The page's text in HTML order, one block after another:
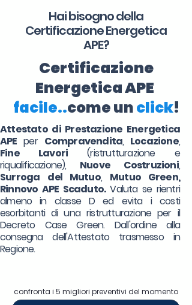
Hai bisogno della
Certificazione Energetica
APE?
Certificazione
Energetica APE
facile..come unclick!
Attestato di Prestazione Energetica
APE per Compravendita, Locazione,
Fine Lavori (ristrutturazione e
riqualificazione), Nuove Costruzioni,
Surroga
del Mutuo, Mutuo Green,
Rinnovo APE Scaduto.Valuta se rientri
almeno in classe D ed evita i costi
esorbitanti di una ristrutturazione per il
Decreto Case Green. Dall'ordine alla
consegna dell'Attestato trasmesso in
Regione.
confronta i 5 migliori preventivi del momento